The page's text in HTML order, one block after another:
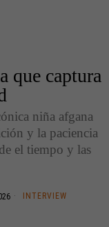
que captura
niña afgana
y la paciencia
el tiempo y las
INTERVIEW